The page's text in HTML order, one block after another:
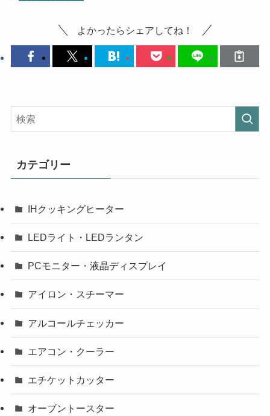
よかったらシェアしてね！
カテゴリー
IHクッキングヒーター
LEDライト・LEDランタン
PCモニター・液晶ディスプレイ
アイロン・スチーマー
アルコールチェッカー
エアコン・クーラー
エチケットカッター
オーブントースター